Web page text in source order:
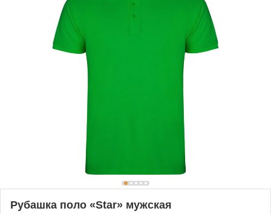
Рубашка поло «Star» мужская